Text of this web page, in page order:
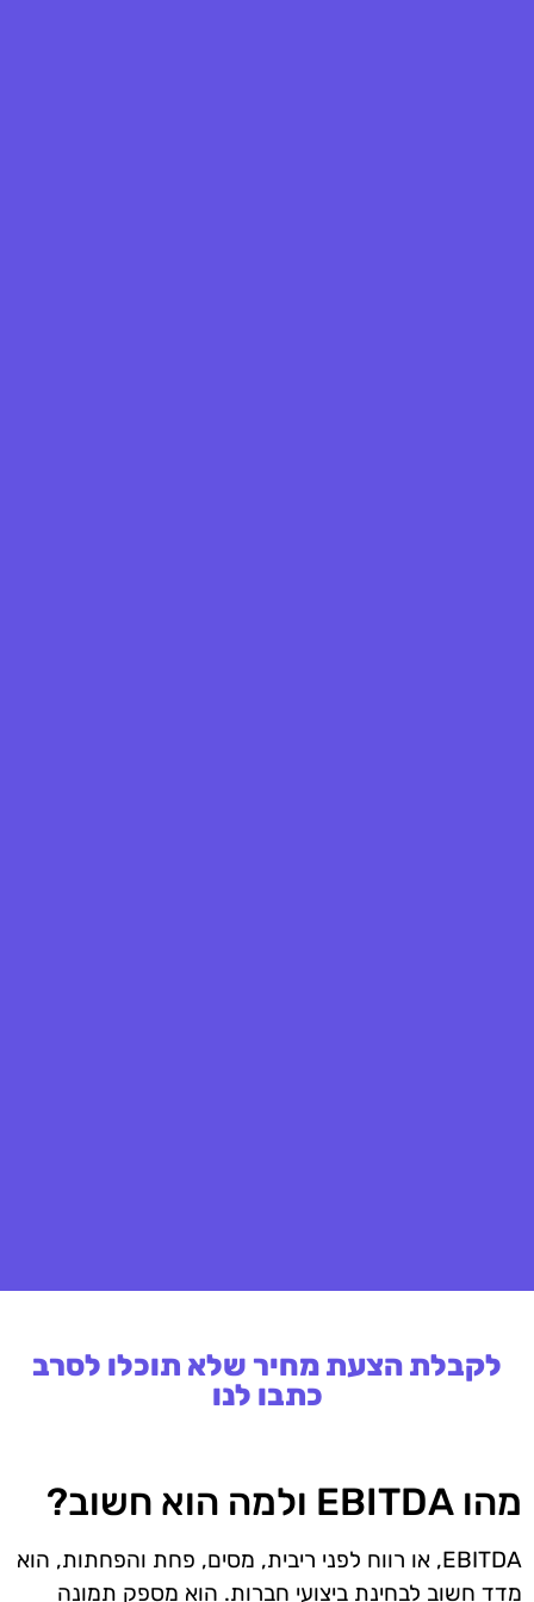
לקבלת הצעת מחיר שלא תוכלו לסרב
כתבו לנו
מהו EBITDA ולמה הוא חשוב?
EBITDA, או רווח לפני ריבית, מסים, פחת והפחתות, הוא
מדד חשוב לבחינת ביצועי חברות. הוא מספק תמונה